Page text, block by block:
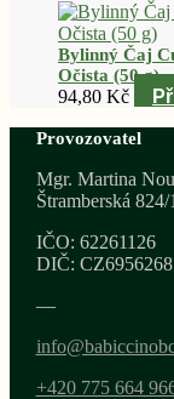
byla:
Bylinný Čaj
Očista (50 g)
94,80 Kč
Provozovatel
Mgr. Martina
Štramberská
IČO: 62261126
DIČ:
—
+420 775 664